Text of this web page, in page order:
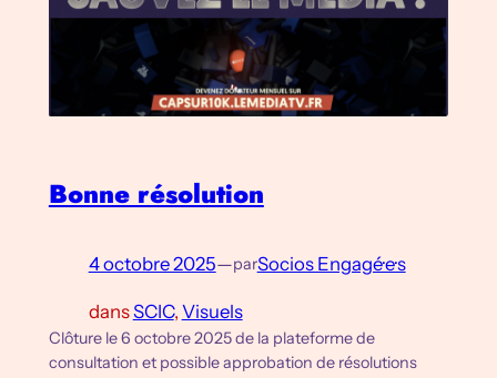
Bonne résolution
4 octobre 2025—parSocios Engagé·e·s
dansSCIC, Visuels
Clôture le 6 octobre 2025 de la plateforme de
consultation et possible approbation de résolutions